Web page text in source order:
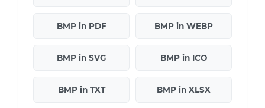
BMP in PDF BMP in WEBP
BMP in SVG BMP in ICO
BMP in TXT BMP in XLSX